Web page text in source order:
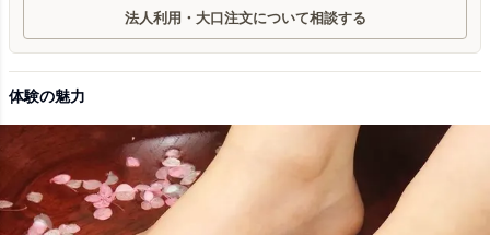
法人利用・大口注文について相談する
体験の魅力